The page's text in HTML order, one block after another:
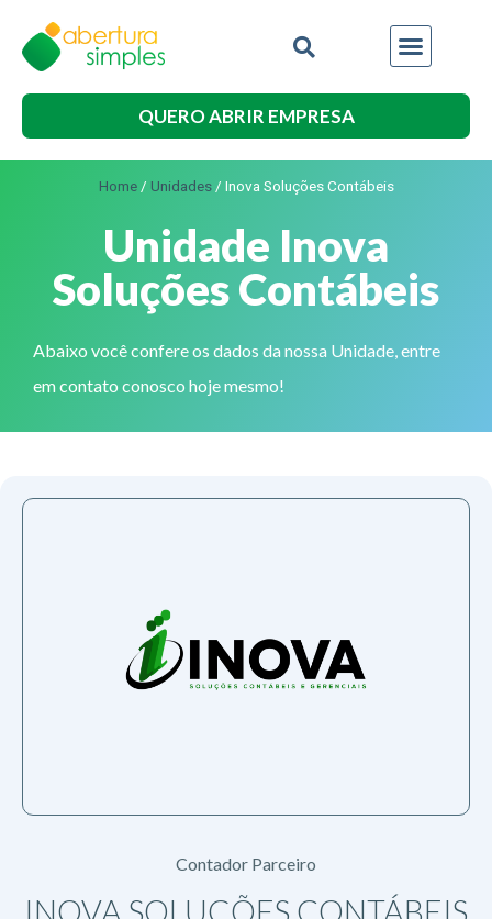
QUERO ABRIR EMPRESA
Home/ Unidades/ Inova Soluções Contábeis
Unidade Inova
Soluções Contábeis
Abaixo você confere os dados da nossa Unidade, entre
em contato conosco hoje mesmo!
Contador Parceiro
INOVA SOLUÇÕES CONTÁBEIS